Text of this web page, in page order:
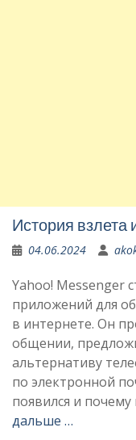
История
04.06.2024
Yahoo! Messenger
приложений для
в интернете. Он
общении,
альтернативу
по электронной
появился и
дальше …